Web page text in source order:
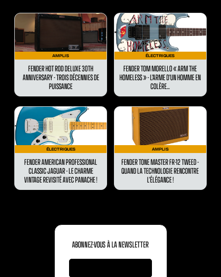
AMPLIS
FENDER HOT ROD DELUXE 30TH
ANNIVERSARY - TROIS DÉCENNIES DE
PUISSANCE
ÉLECTRIQUES
FENDER TOM MORELLO « ARM THE
HOMELESS » - L’ARME D’UN HOMME EN
COLÈRE...
ÉLECTRIQUES
FENDER AMERICAN PROFESSIONAL
CLASSIC JAGUAR - LE CHARME
VINTAGE REVISITÉ AVEC PANACHE !
AMPLIS
FENDER TONE MASTER FR-12 TWEED -
QUAND LA TECHNOLOGIE RENCONTRE
L’ÉLÉGANCE !
ABONNEZ-VOUS À LA NEWSLETTER